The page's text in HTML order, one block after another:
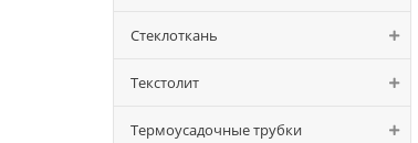
Стеклоткань
Текстолит
Термоусадочные трубки